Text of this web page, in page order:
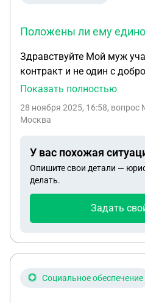
Положены ли ему
Здравствуйте Мой муж участник сво. У него был
контракт и не один с
организацие( Эспаньола).
приравняли как
Показать полностью
28 ноября 2025, 16:58, вопрос
Москва
У вас похожая
Опишите свои детали —
делать.
Задать
Социальное обеспечение